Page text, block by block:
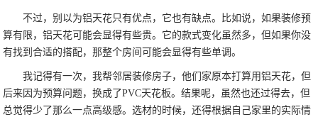
不过，别以为铝天花只有优点，它也有缺点。比如说，如果装修预
算有限，铝天花可能会显得有些贵。它的款式变化虽然多，但如果你没
有找到合适的搭配，那整个房间可能会显得有些单调。
我记得有一次，我帮邻居装修房子，他们家原本打算用铝天花，但
后来因为预算问题，换成了PVC天花板。结果呢，虽然也还过得去，但
总觉得少了那么一点高级感。选材的时候，还得根据自己家里的实际情